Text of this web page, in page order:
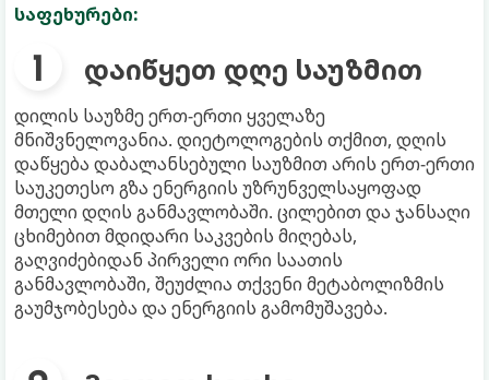
საფეხურები:
დაიწყეთ დღე საუზმით
დილის საუზმე ერთ-ერთი ყველაზე
მნიშვნელოვანია. დიეტოლოგების თქმით, დღის
დაწყება დაბალანსებული საუზმით არის ერთ-ერთი
საუკეთესო გზა ენერგიის უზრუნველსაყოფად
მთელი დღის განმავლობაში. ცილებით და ჯანსაღი
ცხიმებით მდიდარი საკვების მიღებას,
გაღვიძებიდან პირველი ორი საათის
განმავლობაში, შეუძლია თქვენი მეტაბოლიზმის
გაუმჯობესება და ენერგიის გამომუშავება.